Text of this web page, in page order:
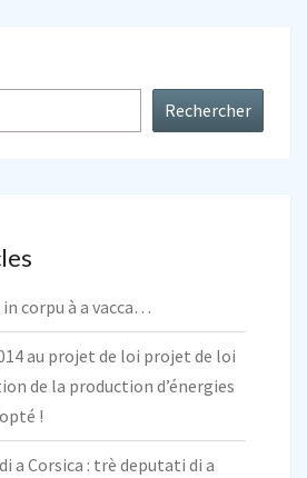
Rechercher
corpu à a vacca…
au projet de loi projet de loi
de la production d’énergies
!
a Corsica : trè deputati di a